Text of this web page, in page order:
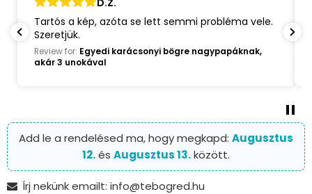
Falusi M.
Nagyon szép és igényes bögre. Gyors és korrekt
szállítás.
Review for: Egyedi karácsonyi bögre nagypapáknak,
akár 3 unokával
Add le a rendelésed ma, hogy megkapd: Augusztus
12.és Augusztus 13.között.
Írj nekünk emailt: info@tebogred.hu